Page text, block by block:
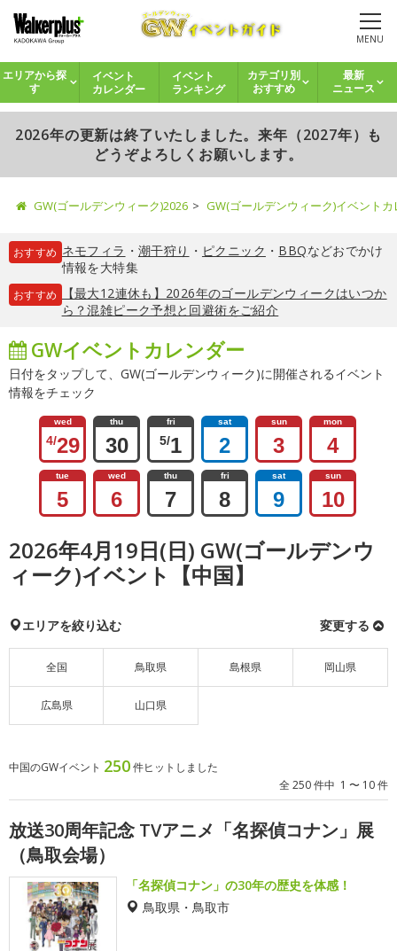
MENU
エリアから探
す
イベント
カレンダー
イベント
ランキング
カテゴリ別
おすすめ
最新
ニュース
2026年の更新は終了いたしました。来年（2027年）も
どうぞよろしくお願いします。
GW(ゴールデンウィーク)2026 GW(ゴールデンウィーク)イベント
おすすめ ネモフィラ ・ 潮干狩り ・ ピクニック ・ BBQなどおでかけ
情報を大特集
おすすめ
【最大12連休も】2026年のゴールデンウィークはいつか
ら？混雑ピーク予想と回避術をご紹介
GWイベントカレンダー
日付をタップして、GW(ゴールデンウィーク)に開催されるイベント
情報をチェック
wed
4/29
thu
30
fri
5/1
sat
2
sun
3
mon
4
tue
5
wed
6
thu
7
fri
8
sat
9
sun
10
2026年4月19日(日) GW(ゴールデンウ
ィーク)イベント【中国】
エリアを絞り込む 変更する
全国 鳥取県 島根県 岡山県
広島県 山口県
中国のGWイベント 250件ヒットしました
全 250 件中 1 〜 10 件
放送30周年記念 TVアニメ「名探偵コナン」展
（鳥取会場）
「名探偵コナン」の30年の歴史を体感！
鳥取県・鳥取市